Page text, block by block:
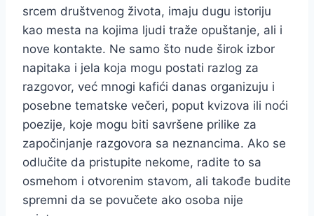
srcem društvenog života, imaju dugu istoriju
kao mesta na kojima ljudi traže opuštanje, ali i
nove kontakte. Ne samo što nude širok izbor
napitaka i jela koja mogu postati razlog za
razgovor, već mnogi kafići danas organizuju i
posebne tematske večeri, poput kvizova ili noći
poezije, koje mogu biti savršene prilike za
započinjanje razgovora sa neznancima. Ako se
odlučite da pristupite nekome, radite to sa
osmehom i otvorenim stavom, ali takođe budite
spremni da se povučete ako osoba nije